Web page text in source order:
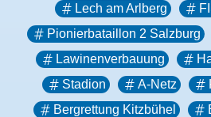
Lech am Arlberg
Pionierbataillon 2 Salzburg
Lawinenverbauung
Stadion
A-Netz
Bergrettung Kitzbühel